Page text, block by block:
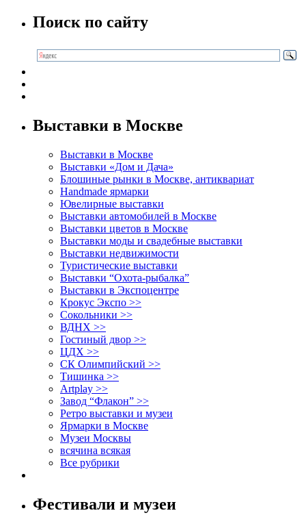
Поиск по сайту
Выставки в Москве
Выставки в Москве
Выставки «Дом и Дача»
Блошиные рынки в Москве, антиквариат
Handmade ярмарки
Ювелирные выставки
Выставки автомобилей в Москве
Выставки цветов в Москве
Выставки моды и свадебные выставки
Выставки недвижимости
Туристические выставки
Выставки “Охота-рыбалка”
Выставки в Экспоцентре
Крокус Экспо >>
Сокольники >>
ВДНХ >>
Гостиный двор >>
ЦДХ >>
СК Олимпийский >>
Тишинка >>
Artplay >>
Завод “Флакон” >>
Ретро выставки и музеи
Ярмарки в Москве
Музеи Москвы
всячина всякая
Все рубрики
Фестивали и музеи